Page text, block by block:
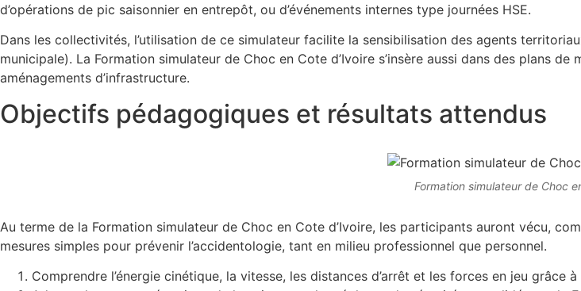
d’opérations de pic saisonnier en entrepôt, ou d’événements internes type journées HSE.
Dans les collectivités, l’utilisation de ce simulateur facilite la sensibilisation des agents
municipale). La Formation simulateur de Choc en Cote d’Ivoire s’insère aussi dans des plans
aménagements d’infrastructure.
Objectifs pédagogiques et résultats attendus
Formation simulateur de Choc
Au terme de la Formation simulateur de Choc en Cote d’Ivoire, les participants auront vécu,
mesures simples pour prévenir l’accidentologie, tant en milieu professionnel que personnel.
Comprendre l’énergie cinétique, la vitesse, les distances d’arrêt et les forces en jeu grâce